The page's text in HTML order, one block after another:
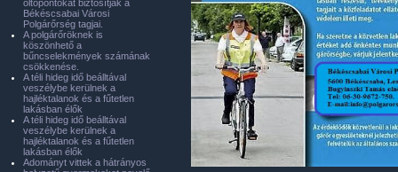
oltópontokat biztosítják a
Békéscsabai Városi
Polgárőrség tagjai.
A polgárőröknek is
köszönhető a
bűncselekmények számának
csökkenése.
A téli hideg idő beálltával
veszélybe kerülnek a
hajléktalanok és a fűtetlen
lakásban élők
A téli hideg idő beálltával
veszélybe kerülnek a
hajléktalanok és a fűtetlen
lakásban élők
Adományt vittek a hátrányos